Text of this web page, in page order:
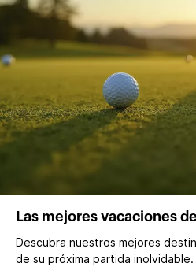
Las mejores vacaciones
Descubra nuestros mejores
de su próxima partida inolvidable.